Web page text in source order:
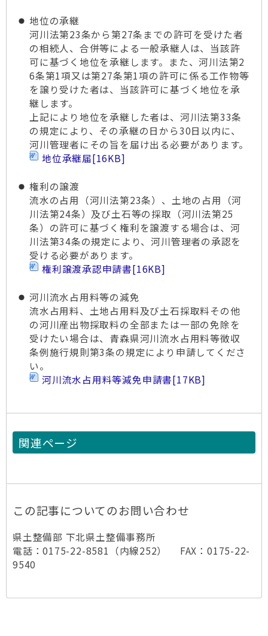
地位の承継
河川法第23条から第27条までの許可を受けた者
の相続人、合併等による一般承継人は、当該許
可に基づく地位を承継します。また、河川法第2
6条第1項又は第27条第1項の許可に係る工作物等
を譲り受けた者は、当該許可に基づく地位を承
継します。
上記により地位を承継した者は、河川法第33条
の規定により、その承継の日から30日以内に、
河川管理者にその旨を届け出る必要があります。
地位承継届[16KB]
権利の譲渡
流水の占用（河川法第23条）、土地の占用（河
川法第24条）及び土石等の採取（河川法第25
条）の許可に基づく権利を譲渡する場合は、河
川法第34条の規定により、河川管理者の承認を
受ける必要があります。
権利譲渡承認申請書[16KB]
河川流水占用料等の減免
流水占用料、土地占用料及び土石採取料その他
の河川産出物採取料の全部または一部の免除を
受けたい場合は、青森県河川流水占用料等徴収
条例施行規則第3条の規定により申請してくださ
い。
河川流水占用料等減免申請書[17KB]
関連ページ
この記事についてのお問い合わせ
県土整備部 下北県土整備事務所
電話：0175-22-8581（内線252） FAX：0175-22-
9540